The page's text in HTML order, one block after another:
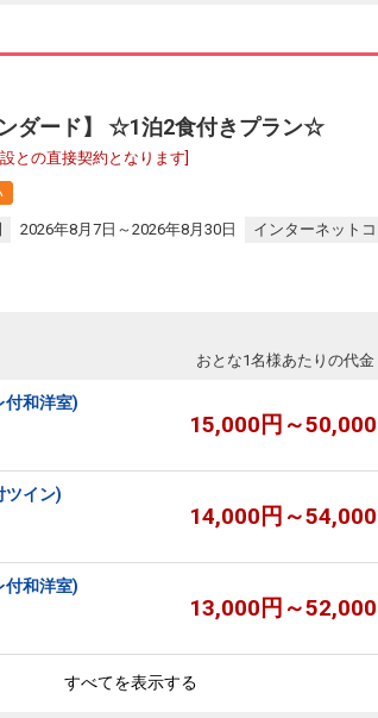
ンダード】 ☆1泊2食付きプラン☆
との直接契約となります]
2026年8月7日～2026年8月30日 インターネット
おとな1名様あたりの代金
付和洋室)
15,000円～
ツイン)
14,000円～
付和洋室)
13,000円～
すべてを表示する